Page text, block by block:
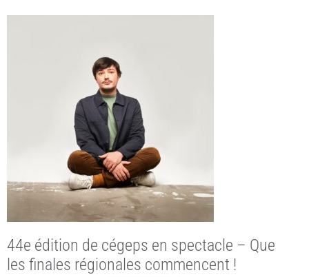
44e édition de cégeps en spectacle – Que
les finales régionales commencent !